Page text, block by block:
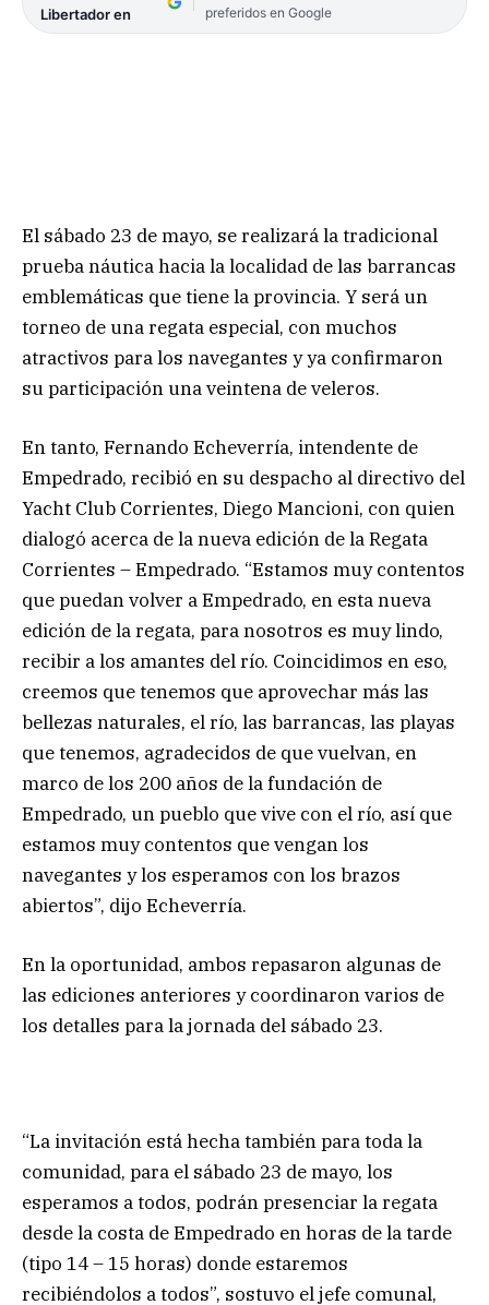
Libertador en
preferidos en Google
El sábado 23 de mayo, se realizará la tradicional
prueba náutica hacia la localidad de las barrancas
emblemáticas que tiene la provincia. Y será un
torneo de una regata especial, con muchos
atractivos para los navegantes y ya confirmaron
su participación una veintena de veleros.
En tanto, Fernando Echeverría, intendente de
Empedrado, recibió en su despacho al directivo del
Yacht Club Corrientes, Diego Mancioni, con quien
dialogó acerca de la nueva edición de la Regata
Corrientes – Empedrado. “Estamos muy contentos
que puedan volver a Empedrado, en esta nueva
edición de la regata, para nosotros es muy lindo,
recibir a los amantes del río. Coincidimos en eso,
creemos que tenemos que aprovechar más las
bellezas naturales, el río, las barrancas, las playas
que tenemos, agradecidos de que vuelvan, en
marco de los 200 años de la fundación de
Empedrado, un pueblo que vive con el río, así que
estamos muy contentos que vengan los
navegantes y los esperamos con los brazos
abiertos”, dijo Echeverría.
En la oportunidad, ambos repasaron algunas de
las ediciones anteriores y coordinaron varios de
los detalles para la jornada del sábado 23.
“La invitación está hecha también para toda la
comunidad, para el sábado 23 de mayo, los
esperamos a todos, podrán presenciar la regata
desde la costa de Empedrado en horas de la tarde
(tipo 14 – 15 horas) donde estaremos
recibiéndolos a todos”, sostuvo el jefe comunal,